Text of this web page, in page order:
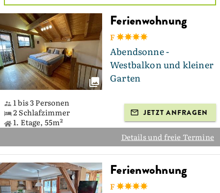
Ferienwohnung
F
Abendsonne -
Westbalkon und kleiner
Garten
1 bis 3 Personen
2 Schlafzimmer
1. Etage, 55m²
JETZT ANFRAGEN
Details und freie Termine
Ferienwohnung
F